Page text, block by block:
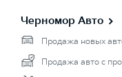
Черномор Авто
Продажа новых
Продажа авто с